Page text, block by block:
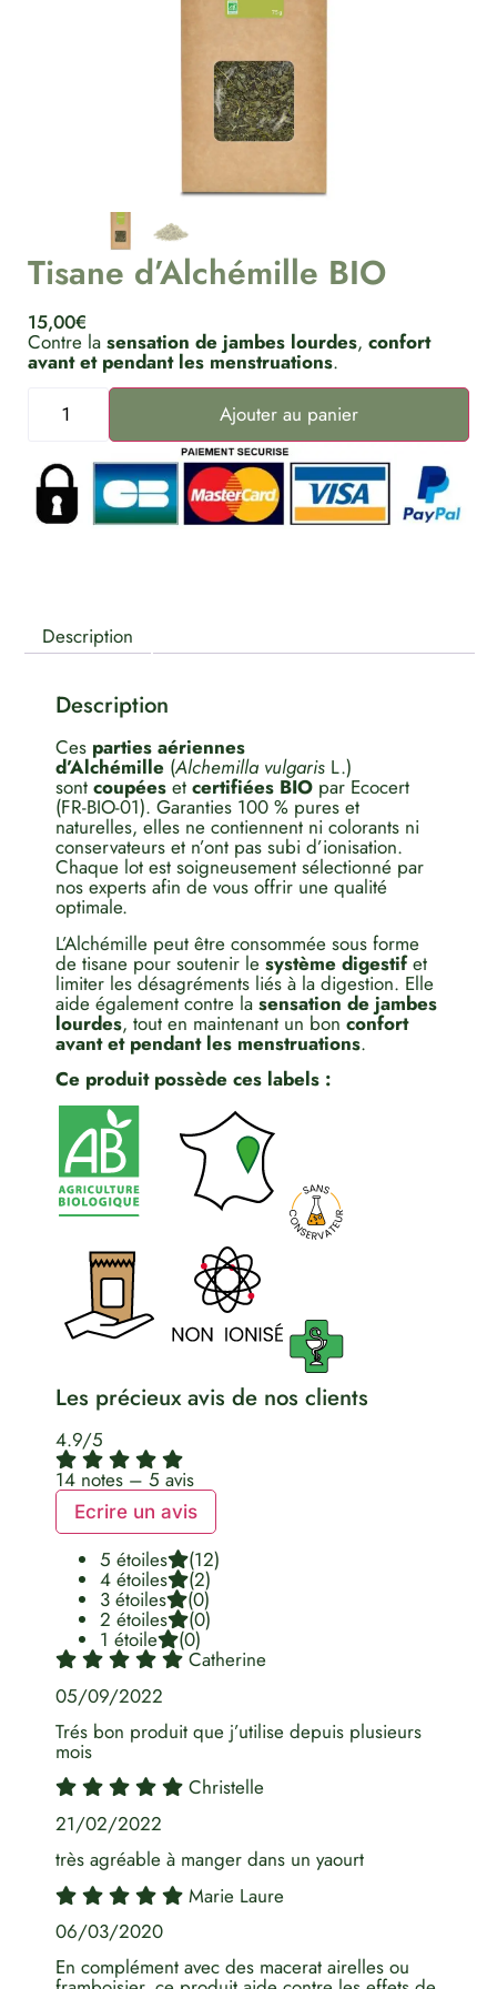
Tisane d’Alchémille BIO
15,00€
Contre la sensation de jambes lourdes, confort
avant et pendant les menstruations.
Ajouter au panier
Description
Description
Ces parties aériennes
d’Alchémille (Alchemilla vulgaris L.)
sont coupées et certifiées BIO par Ecocert
(FR-BIO-01). Garanties 100 % pures et
naturelles, elles ne contiennent ni colorants ni
conservateurs et n’ont pas subi d’ionisation.
Chaque lot est soigneusement sélectionné par
nos experts afin de vous offrir une qualité
optimale.
L’Alchémille peut être consommée sous forme
de tisane pour soutenir le système digestifet
limiter les désagréments liés à la digestion. Elle
aide également contre la sensation de jambes
lourdes, tout en maintenant un bon confort
avant et pendant les menstruations.
Ce produit possède ces labels :
Les précieux avis de nos clients
4.9/5
14 notes – 5 avis
Ecrire un avis
5 étoiles (12)
4 étoiles (2)
3 étoiles (0)
2 étoiles (0)
1 étoile (0)
Catherine
05/09/2022
Trés bon produit que j’utilise depuis plusieurs
mois
Christelle
21/02/2022
très agréable à manger dans un yaourt
Marie Laure
06/03/2020
En complément avec des macerat airelles ou